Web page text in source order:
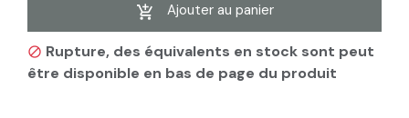
Ajouter au panier
 Rupture, des équivalents en stock sont peut
être disponible en bas de page du produit